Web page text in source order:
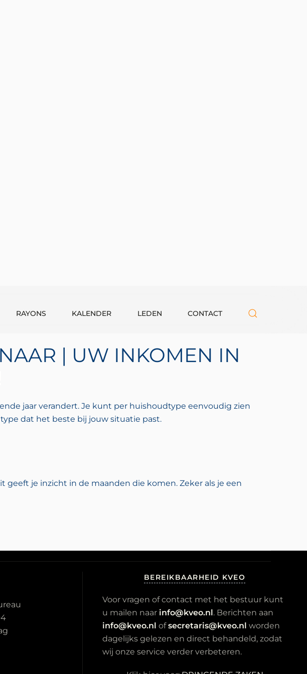
RAYONS KALENDER LEDEN CONTACT
| UW INKOMEN IN
jaar verandert. Je kunt per huishoudtype eenvoudig zien
dat het beste bij jouw situatie past.
je inzicht in de maanden die komen. Zeker als je een
BEREIKBAARHEID KVEO
Voor vragen of contact met het bestuur kunt
u mailen naar info@kveo.nl. Berichten aan
info@kveo.nl ofsecretaris@kveo.nl worden
dagelijks gelezen en direct behandeld, zodat
wij onze service verder verbeteren.